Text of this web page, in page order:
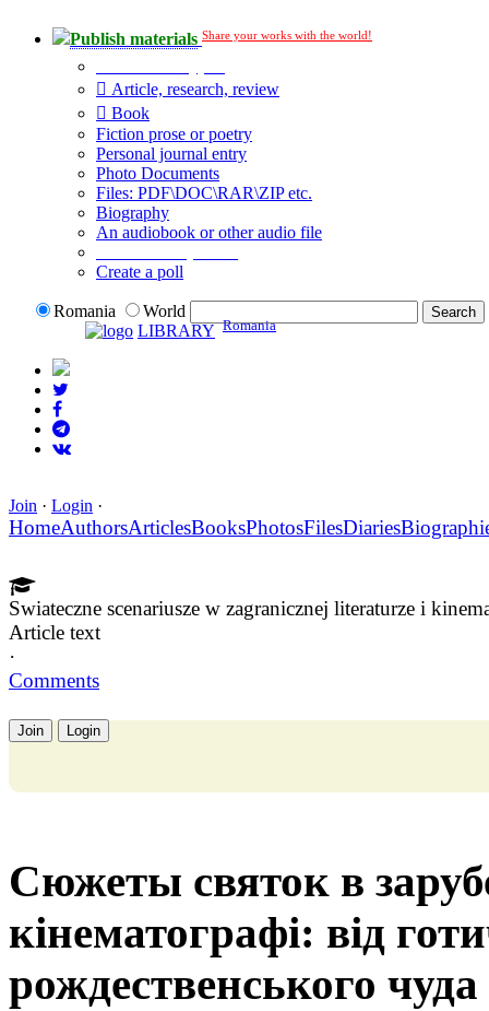
Publish materials Share your works with the world!
Article, research, review
Book
Fiction prose or poetry
Personal journal entry
Photo Documents
Files: PDF\DOC\RAR\ZIP etc.
Biography
An audiobook or other audio file
Create a poll
Romania
World
LIBRARY Romania
Join · Login ·
HomeAuthorsArticlesBooksPhotosFilesDiaries
Swiateczne scenariusze w zagranicznej literaturze i
Article text
·
Comments
Join Login
Сюжеты святок в
кінематографі: від
рождественського чуда